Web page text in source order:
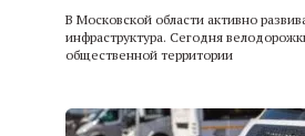
В Московской области активно
инфраструктура. Сегодня
общественной территории